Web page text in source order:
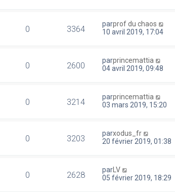
0 3364 parprof du chaos
10 avril 2019, 17:04
0 2600 parprincemattia
04 avril 2019, 09:48
0 3214 parprincemattia
03 mars 2019, 15:20
0 3203 parxodus_fr
20 février 2019, 01:38
0 2628 par LV
05 février 2019, 18:29